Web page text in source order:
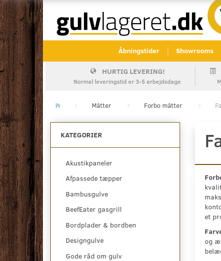
Åbningstider Showrooms
HURTIG LEVERING!
Normal leveringstid er 3-5 arbejdsdage
Måtter Forbo måtter
KATEGORIER
Akustikpaneler
Afpassede tæpper
Bambusgulve
BeefEater gasgrill
Bordplader & bordben
Designgulve
Gode råd om gulv
et
og